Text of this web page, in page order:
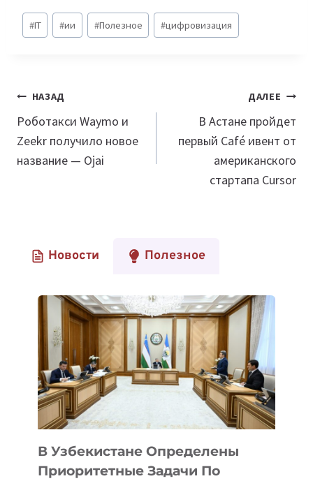
Метки
записи:
#IT #ии #Полезное #цифровизация
Навигация
по
записям
НАЗАД
Роботакси Waymo и
Zeekr получило новое
название — Ojai
ДАЛЕЕ
В Астане пройдет
первый Café ивент от
американского
стартапа Cursor
Новости Полезное
В Узбекистане Определены
Приоритетные Задачи По